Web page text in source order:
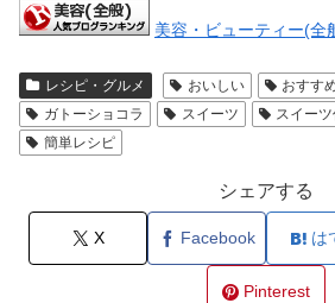
美容・ビューティー(全
レシピ・グルメ おいしい
おすす
ガトーショコラ
スイーツ スイーツ
簡単レシピ
シェアする
X Facebook は
Pinterest